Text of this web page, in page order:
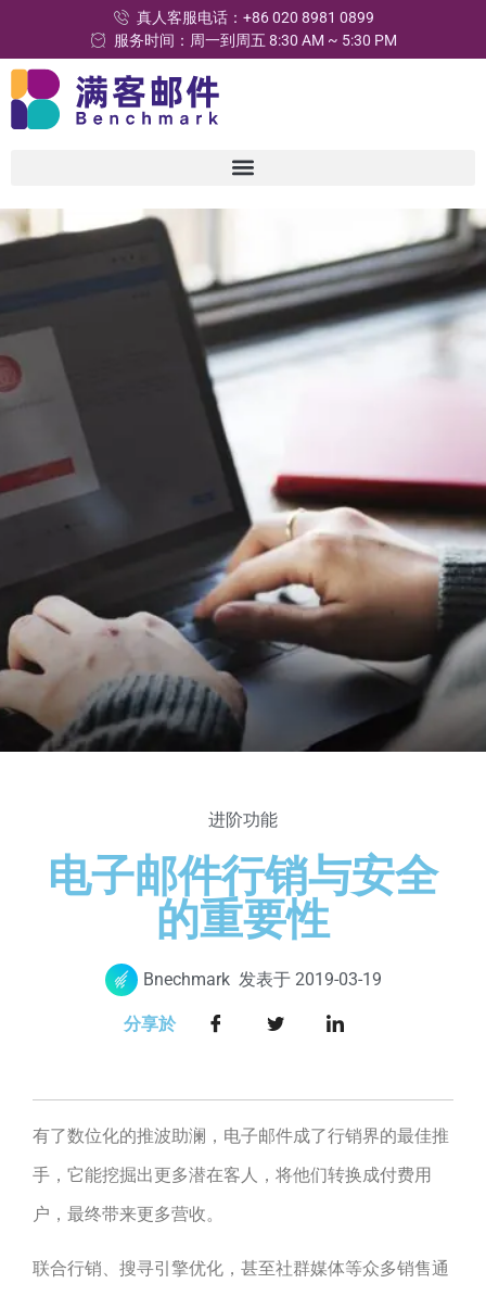
真人客服电话：+86 020 8981 0899
服务时间：周一到周五 8:30 AM ~ 5:30 PM
进阶功能
电子邮件行销与安全
的重要性
Bnechmark 发表于 2019-03-19
分享於
有了数位化的推波助澜，电子邮件成了行销界的最佳推
手，它能挖掘出更多潜在客人，将他们转换成付费用
户，最终带来更多营收。
联合行销、搜寻引擎优化，甚至社群媒体等众多销售通